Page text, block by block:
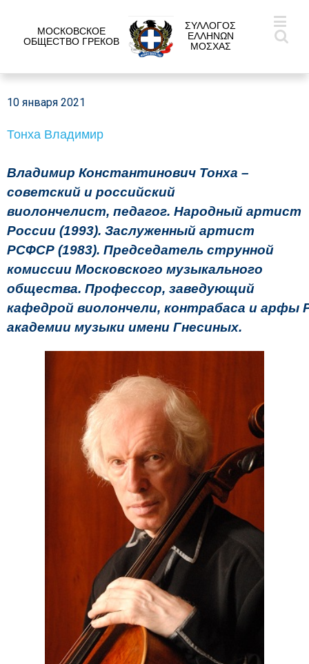
МОСКОВСКОЕ
ОБЩЕСТВО ГРЕКОВ
ΣΥΛΛΟΓΟΣ
ΕΛΛΗΝΩΝ
ΜΟΣΧΑΣ
10 января 2021
Тонха Владимир
Владимир Константинович Тонха –
советский и российский
виолончелист, педагог. Народный артист
России (1993). Заслуженный артист
РСФСР (1983). Председатель струнной
комиссии Московского музыкального
общества. Профессор, заведующий
кафедрой виолончели, контрабаса и арфы
академии музыки имени Гнесиных.